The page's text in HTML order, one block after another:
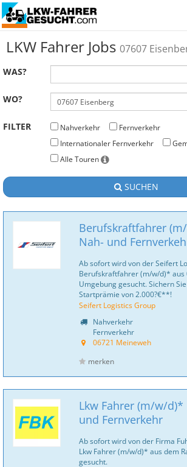
LKW Fahrer Jobs 07607
WAS?
WO?
FILTER Nahverkehr
Fernverkehr
Internationaler Fernverkehr
Alle Touren
SUCHEN
Berufskraftfahrer
Nah- und
Ab sofort wird von der Seifert
Berufskraftfahrer (m/w/d)* aus
Umgebung gesucht. Sichern
Startprämie von 2.000?€**!
Seifert Logistics Group
Nahverkehr
Fernverkehr
06721 Meineweh
merken
Lkw Fahrer (m/w/
und Fernverkehr
Ab sofort wird von der Firma
Lkw Fahrer (m/w/d)* aus dem
gesucht.